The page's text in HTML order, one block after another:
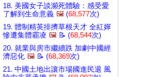
18. 美國女子談瀕死體驗：感受愛
了解到生命意義 🖼️ (68,577次)
19. 體制精英排擠草根天才 全紅嬋
慘遭集體霸凌 🖼️ 📝 (68,544次)
20. 就業與房市繼續跌 加劇中國經
濟惡化 🖼️ 📝 (68,369次)
21. 中國土地出讓市場國進民退 風